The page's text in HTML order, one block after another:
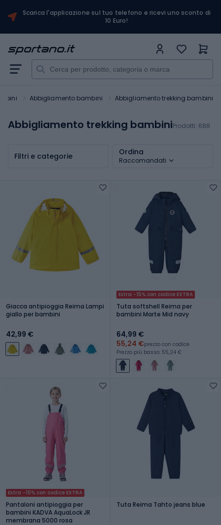
Scarica l'applicazione sul tuo telefono e ricevi uno sconto di
10 Euro!
Abbigliamento bambini Abbigliamento trekking bambini
Abbigliamento trekking bambiniProdotti: 688
Filtri e categorie Ordina
Raccomandati
Giacca antipioggia Reima Lampi
giallo per bambini
42,99 €
Extra -15% con codice EXTRA
Tuta softshell Reima per
bambini Marte Mid navy
64,99 €
55,24 €prezzo con codice
Prezzo più basso: 55,24 €
Extra -10% con codice EXTRA
Pantaloni antipioggia per
bambini KADVA AquaLock JR
membrana 5000 rosa
Tuta Reima Tahto jeans blue